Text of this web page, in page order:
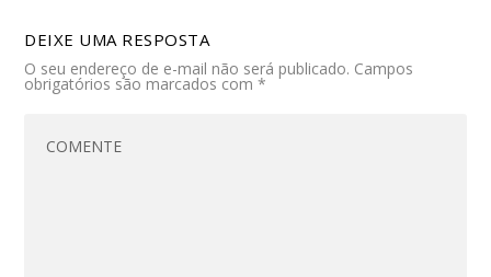
DEIXE UMA RESPOSTA
O seu endereço de e-mail não será publicado. Campos
obrigatórios são marcados com*